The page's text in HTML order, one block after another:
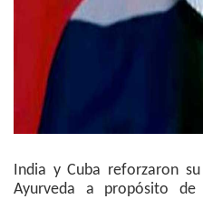
India y Cuba reforzaron
Ayurveda a propósito